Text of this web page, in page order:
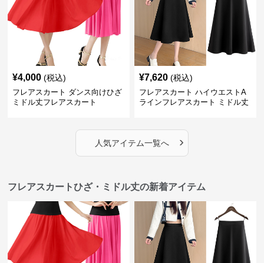
¥4,000 (税込)
フレアスカート ダンス向けひざ
ミドル丈フレアスカート
¥7,620 (税込)
フレアスカート ハイウエストA
ラインフレアスカート ミドル丈
人気アイテム一覧へ ›
フレアスカートひざ・ミドル丈の新着アイテム